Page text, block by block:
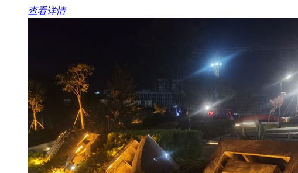
查看详情